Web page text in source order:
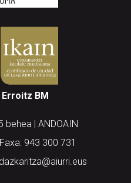
BM
behea | ANDOAIN
943 300 731